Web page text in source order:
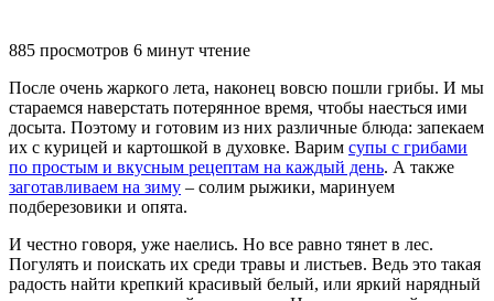
885 просмотров 6 минут чтение
После очень жаркого лета, наконец вовсю пошли грибы. И мы
стараемся наверстать потерянное время, чтобы наесться ими
досыта. Поэтому и готовим из них различные блюда: запекаем
их с курицей и картошкой в духовке. Варим супы с грибами
по простым и вкусным рецептам на каждый день. А также
заготавливаем на зиму – солим рыжики, маринуем
подберезовики и опята.
И честно говоря, уже наелись. Но все равно тянет в лес.
Погулять и поискать их среди травы и листьев. Ведь это такая
радость найти крепкий красивый белый, или яркий нарядный